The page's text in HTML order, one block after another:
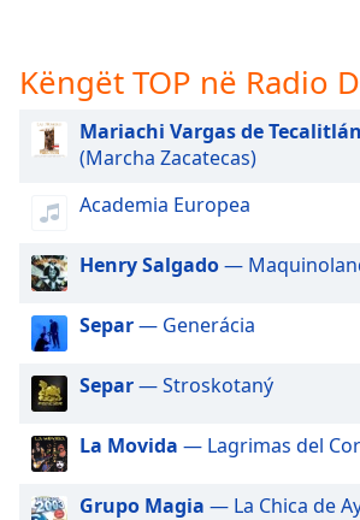
Audio
Track
Picture-
Fullscreen
modal
window.
Beginning
dialog
window.
Escape
Këngët TOP në Radio
Mariachi Vargas de Tecalitlán
(Marcha Zacatecas)
Academia Europea
Henry Salgado—
Separ— Generácia
Separ— Stroskotaný
La Movida — Lagrimas del
Grupo Magia — La Chica de